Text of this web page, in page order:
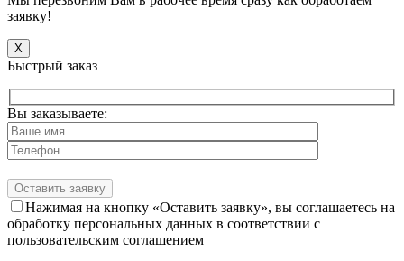
заявку!
X
Быстрый заказ
Вы заказываете:
Нажимая на кнопку «Оставить заявку», вы соглашаетесь на
обработку персональных данных в соответствии с
пользовательским соглашением